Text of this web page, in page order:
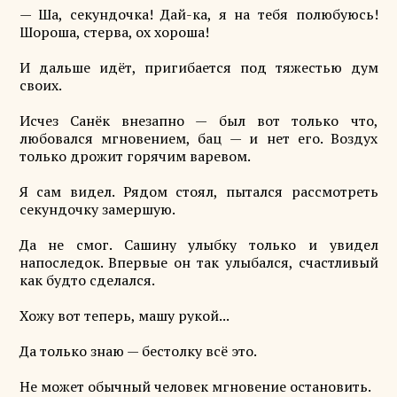
— Ша, секундочка! Дай-ка, я на тебя полюбуюсь!
Шороша, стерва, ох хороша!
И дальше идёт, пригибается под тяжестью дум
своих.
Исчез Санёк внезапно — был вот только что,
любовался мгновением, бац — и нет его. Воздух
только дрожит горячим варевом.
Я сам видел. Рядом стоял, пытался рассмотреть
секундочку замершую.
Да не смог. Сашину улыбку только и увидел
напоследок. Впервые он так улыбался, счастливый
как будто сделался.
Хожу вот теперь, машу рукой...
Да только знаю — бестолку всё это.
Не может обычный человек мгновение остановить.